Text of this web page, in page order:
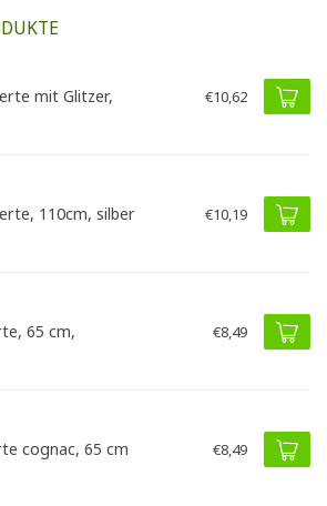
mit Glitzer, €10,62
110cm, silber €10,19
65 cm, €8,49
cognac, 65 cm €8,49